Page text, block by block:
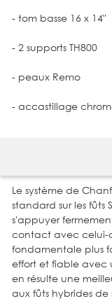
- tom basse 16 x 14"
- 2 supports TH800
- peaux Remo
- accastillage
Le système de
standard sur les
s'appuyer
contact avec celui-
fondamentale plus
effort et fiable avec
en résulte une
aux fûts hybrides